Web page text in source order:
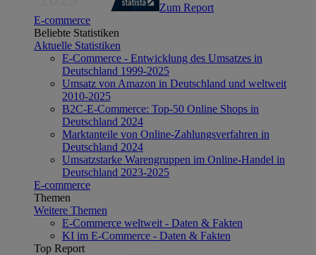
Zum Report
E-commerce
Beliebte Statistiken
Aktuelle Statistiken
E-Commerce - Entwicklung des Umsatzes in
Deutschland 1999-2025
Umsatz von Amazon in Deutschland und weltweit
2010-2025
B2C-E-Commerce: Top-50 Online Shops in
Deutschland 2024
Marktanteile von Online-Zahlungsverfahren in
Deutschland 2024
Umsatzstarke Warengruppen im Online-Handel in
Deutschland 2023-2025
E-commerce
Themen
Weitere Themen
E-Commerce weltweit - Daten & Fakten
KI im E-Commerce - Daten & Fakten
Top Report